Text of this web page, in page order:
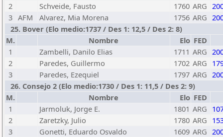
2
Schveide, Fausto 1760 ARG
3 AFM Alvarez, Mia Morena 1756 ARG
25. Bover (Elo medio:1737 / Des 1: 12,5 / Des 2: 8)
M.
Nombre Elo FED
1
Zambelli, Danilo Elias 1711 ARG
2
Paredes, Guillermo 1702 ARG
3
Paredes, Ezequiel 1797 ARG
26. Consejo 2 (Elo medio:1730 / Des 1: 11,5 / Des 2: 9)
M.
Nombre Elo FED
1
Jarmoluk, Jorge E. 1801 ARG
2
Zaretzky, Julio 1780 ARG
3
Gonetti, Eduardo Osvaldo 1609 ARG